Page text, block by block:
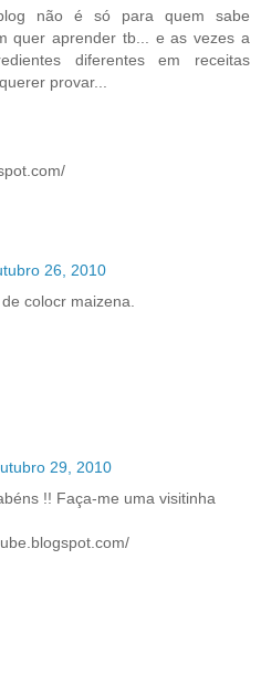
não é só para quem sabe
quer aprender tb... e as vezes a
diferentes em receitas
provar...
26, 2010
colocr maizena.
29, 2010
!! Faça-me uma visitinha